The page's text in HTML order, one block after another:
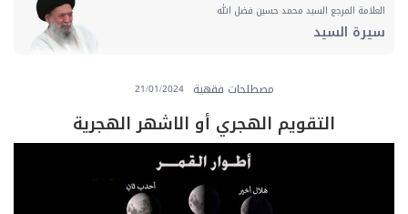
العلامة المرجع السيد محمد حسين فضل الله
سيرة السيد
مصطلحات فقهية 21/01/2024
التقويم الهجري أو الاشهر الهجرية